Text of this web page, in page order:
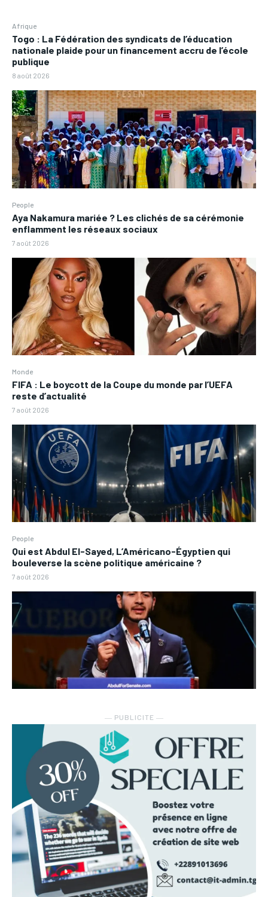
Afrique
Togo : La Fédération des syndicats de l’éducation
nationale plaide pour un financement accru de l’école
publique
8 août 2026
People
Aya Nakamura mariée ? Les clichés de sa cérémonie
enflamment les réseaux sociaux
7 août 2026
Monde
FIFA : Le boycott de la Coupe du monde par l’UEFA
reste d’actualité
7 août 2026
People
Qui est Abdul El-Sayed, L’Américano-Égyptien qui
bouleverse la scène politique américaine ?
7 août 2026
― PUBLICITE ―